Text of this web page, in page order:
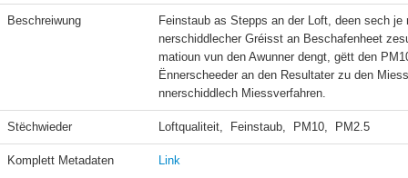
Beschreiwung
Feinstaub as Stepps an der Loft, deen sech
nerschiddlecher Gréisst an Beschafenheet
matioun vun den Awunner dengt, gëtt den
Ënnerscheeder an den Resultater zu den
Stëchwieder Loftqualiteit,  Feinstaub,  PM10,  PM2.5
Komplett Metadaten Link